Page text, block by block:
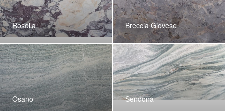
Rosella Breccia Giovese
Osano Sendona